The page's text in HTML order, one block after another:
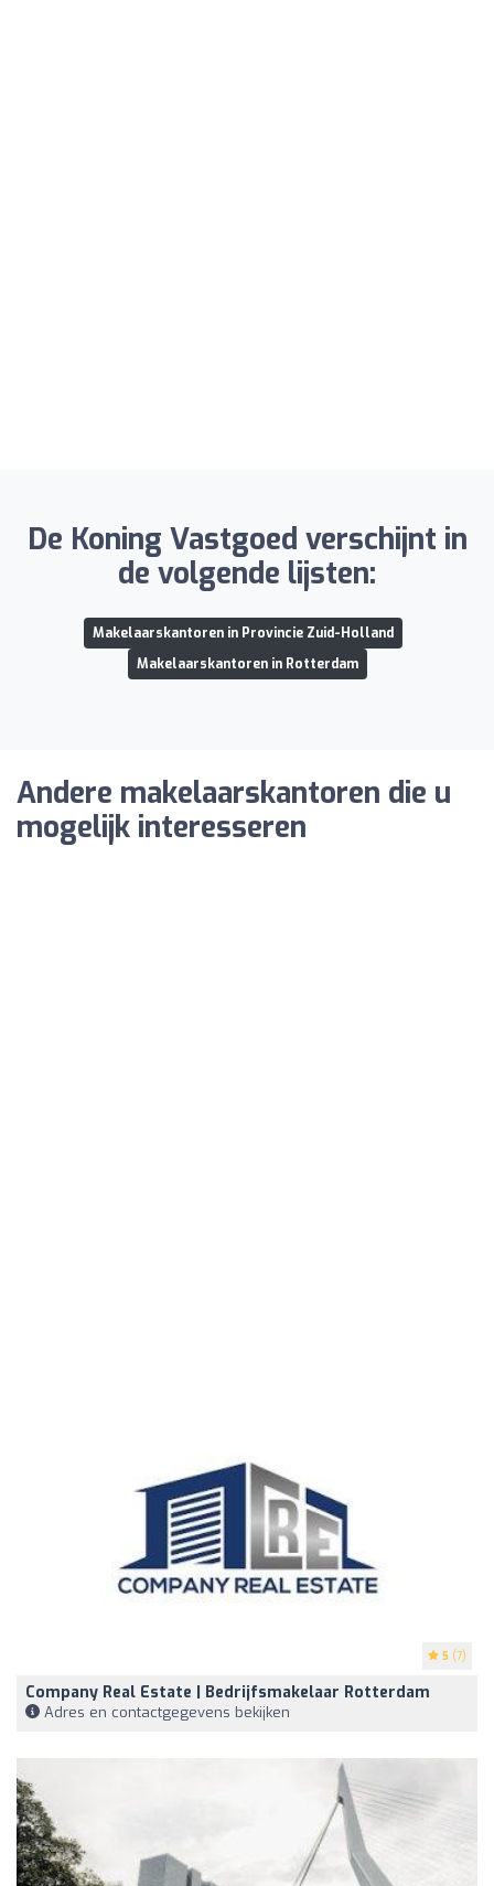
De Koning Vastgoed verschijnt in
de volgende lijsten:
Makelaarskantoren in Provincie Zuid-Holland
Makelaarskantoren in Rotterdam
Andere makelaarskantoren die u
mogelijk interesseren
5 (7)
Company Real Estate | Bedrijfsmakelaar Rotterdam
Adres en contactgegevens bekijken